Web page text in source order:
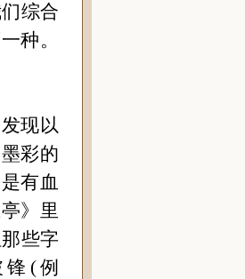
综合
种。
现以
彩的
有血
》里
些字
(例